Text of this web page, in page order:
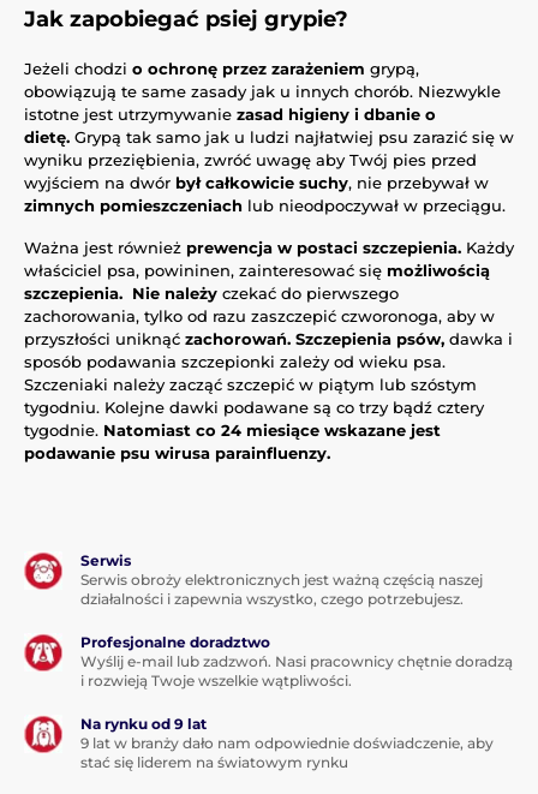
Jak zapobiegać psiej grypie?
Jeżeli chodzi o ochronę przez zarażeniem grypą,
obowiązują te same zasady jak u innych chorób. Niezwykle
istotne jest utrzymywanie zasad higieny i dbanie o
dietę. Grypą tak samo jak u ludzi najłatwiej psu zarazić się w
wyniku przeziębienia, zwróć uwagę aby Twój pies przed
wyjściem na dwór był całkowicie suchy, nie przebywał w
zimnych pomieszczeniach lub nieodpoczywał w przeciągu.
Ważna jest również prewencja w postaci szczepienia. Każdy
właściciel psa, powininen, zainteresować się możliwością
szczepienia. Nie należy czekać do pierwszego
zachorowania, tylko od razu zaszczepić czworonoga, aby w
przyszłości uniknąć zachorowań. Szczepienia psów, dawka i
sposób podawania szczepionki zależy od wieku psa.
Szczeniaki należy zacząć szczepić w piątym lub szóstym
tygodniu. Kolejne dawki podawane są co trzy bądź cztery
tygodnie. Natomiast co 24 miesiące wskazane jest
podawanie psu wirusa parainfluenzy.
Serwis
Serwis obroży elektronicznych jest ważną częścią naszej
działalności i zapewnia wszystko, czego potrzebujesz.
Profesjonalne doradztwo
Wyślij e-mail lub zadzwoń. Nasi pracownicy chętnie doradzą
i rozwieją Twoje wszelkie wątpliwości.
Na rynku od 9 lat
9 lat w branży dało nam odpowiednie doświadczenie, aby
stać się liderem na światowym rynku